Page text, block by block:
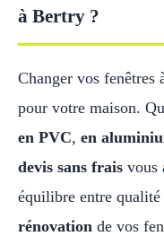
à Bertry ?
Changer vos fenêtres
pour votre maison.
en PVC, en
devis sans frais vous
équilibre entre
rénovation de vos